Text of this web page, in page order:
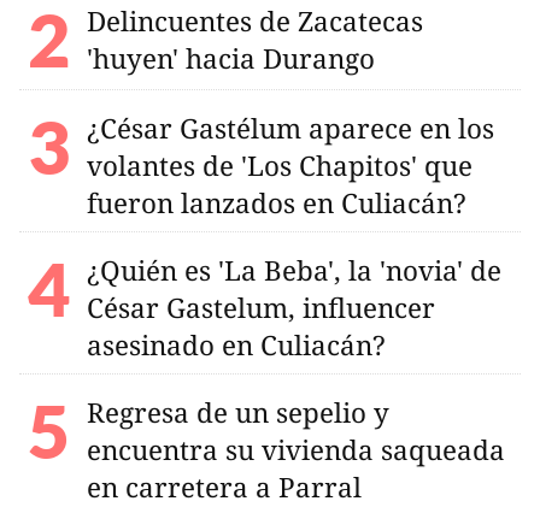
Delincuentes de Zacatecas
'huyen' hacia Durango
¿César Gastélum aparece en los
volantes de 'Los Chapitos' que
fueron lanzados en Culiacán?
¿Quién es 'La Beba', la 'novia' de
César Gastelum, influencer
asesinado en Culiacán?
Regresa de un sepelio y
encuentra su vivienda saqueada
en carretera a Parral